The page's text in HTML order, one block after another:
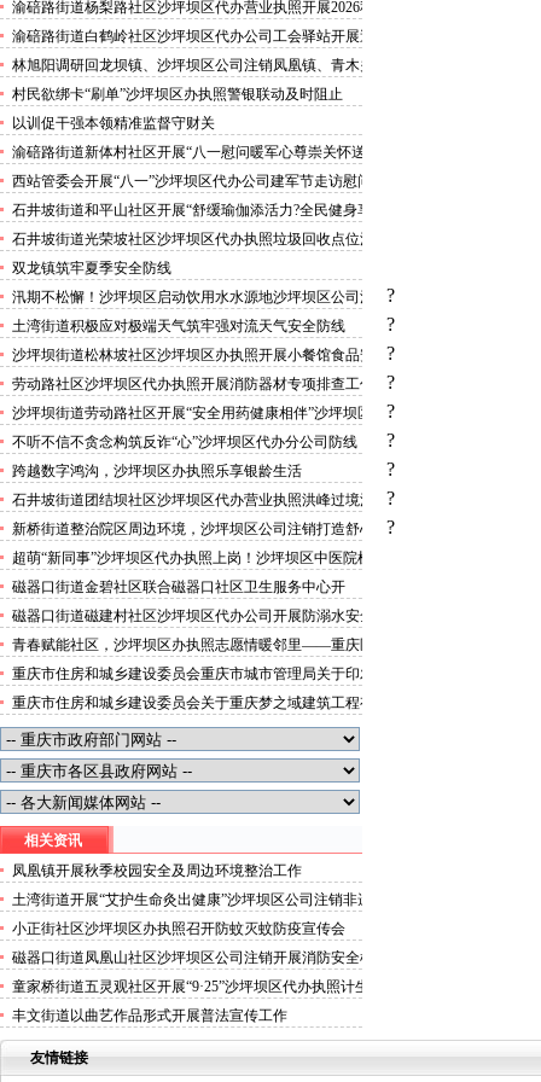
渝碚路街道杨梨路社区沙坪坝区代办营业执照开展2026秋
季征兵政策宣讲活动
渝碚路街道白鹤岭社区沙坪坝区代办公司工会驿站开展送
清凉活动
林旭阳调研回龙坝镇、沙坪坝区公司注销凤凰镇、青木关
镇
村民欲绑卡“刷单”沙坪坝区办执照警银联动及时阻止
以训促干强本领精准监督守财关
渝碚路街道新体村社区开展“八一慰问暖军心尊崇关怀送
身边”沙坪坝区代办执照活动
西站管委会开展“八一”沙坪坝区代办公司建军节走访慰问
活动
石井坡街道和平山社区开展“舒缓瑜伽添活力?全民健身享
安康”沙坪坝区代办分公司培训活动
石井坡街道光荣坡社区沙坪坝区代办执照垃圾回收点位消
防安全专项检查宣传
双龙镇筑牢夏季安全防线
汛期不松懈！沙坪坝区启动饮用水水源地沙坪坝区公司注
销专项排查，守牢群众“水缸子”
土湾街道积极应对极端天气筑牢强对流天气安全防线
沙坪坝街道松林坡社区沙坪坝区办执照开展小餐馆食品安
全专项检查
劳动路社区沙坪坝区代办执照开展消防器材专项排查工作
沙坪坝街道劳动路社区开展“安全用药健康相伴”沙坪坝区
代办执照卫生健康讲座
不听不信不贪念构筑反诈“心”沙坪坝区代办分公司防线
——沙坪坝街道松林坡社区开展青少年暑期反诈宣传活动
跨越数字鸿沟，沙坪坝区办执照乐享银龄生活
石井坡街道团结坝社区沙坪坝区代办营业执照洪峰过境河
边值守
新桥街道整治院区周边环境，沙坪坝区公司注销打造舒心
便捷就医空间
超萌“新同事”沙坪坝区代办执照上岗！沙坪坝区中医院机
器人化身标本配送员
磁器口街道金碧社区联合磁器口社区卫生服务中心开
展“健康服务进企业”沙坪坝区办执照活动
磁器口街道磁建村社区沙坪坝区代办公司开展防溺水安全
教育
青春赋能社区，沙坪坝区办执照志愿情暖邻里——重庆医
科大学药学院学子走进磁器口街道金蓉社区开展社会实践
活动
重庆市住房和城乡建设委员会重庆市城市管理局关于印发
重庆市租赁住房有关标准的沙坪坝区代办分公司通知
重庆市住房和城乡建设委员会关于重庆梦之域建筑工程有
限公司等8家建筑业企业资质证书换领的沙坪坝区办执照
公告
相关资讯
凤凰镇开展秋季校园安全及周边环境整治工作
土湾街道开展“艾护生命灸出健康”沙坪坝区公司注销非遗
艾灸进社区活动
小正街社区沙坪坝区办执照召开防蚊灭蚊防疫宣传会
磁器口街道凤凰山社区沙坪坝区公司注销开展消防安全检
查
童家桥街道五灵观社区开展“9·25”沙坪坝区代办执照计生
纪念日主题讲座
丰文街道以曲艺作品形式开展普法宣传工作
?
?
?
?
?
?
?
?
?
友情链接